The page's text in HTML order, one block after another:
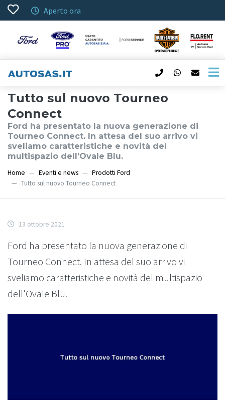
Aperto ora
Tutto sul nuovo Tourneo
Connect
Ford ha presentato la nuova generazione di
Tourneo Connect. In attesa del suo arrivo vi
sveliamo caratteristiche e novità del
multispazio dell'Ovale Blu.
Home Eventi e news
Prodotti Ford
Tutto sul nuovo Tourneo Connect
13 ottobre 2021
Ford ha presentato la nuova generazione di
Tourneo Connect. In attesa del suo arrivo vi
sveliamo caratteristiche e novità del multispazio
dell'Ovale Blu.